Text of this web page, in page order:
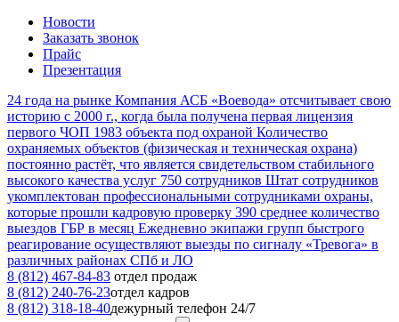
Новости
Заказать звонок
Прайс
Презентация
24 года на рынке Компания АСБ «Воевода» отсчитывает свою
историю с 2000 г., когда была получена первая лицензия
первого ЧОП 1983 объекта под охраной Количество
охраняемых объектов (физическая и техническая охрана)
постоянно растёт, что является свидетельством стабильного
высокого качества услуг 750 сотрудников Штат сотрудников
укомплектован профессиональными сотрудниками охраны,
которые прошли кадровую проверку 390 среднее количество
выездов ГБР в месяц Ежедневно экипажи групп быстрого
реагирование осуществляют выезды по сигналу «Тревога» в
различных районах СПб и ЛО
8 (812) 467-84-83 отдел продаж
8 (812) 240-76-23отдел кадров
8 (812) 318-18-40дежурный телефон 24/7